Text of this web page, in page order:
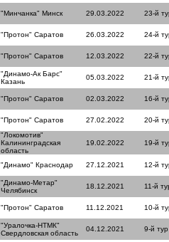
"Минчанка" Минск 29.03.2022 23-й
"Протон" Саратов 26.03.2022 24-й
"Протон" Саратов 12.03.2022 22-й
"Динамо-Ак Барс"
Казань
05.03.2022 21-й
"Протон" Саратов 02.03.2022 16-й
"Протон" Саратов 27.02.2022 20-й
"Локомотив"
Калининградская
область
19.02.2022 19-й
"Динамо" Краснодар 27.12.2021 12-й
"Динамо-Метар"
Челябинск
18.12.2021 11-й
"Протон" Саратов 11.12.2021 10-й
"Уралочка-НТМК"
Свердловская область
04.12.2021 9-й тур